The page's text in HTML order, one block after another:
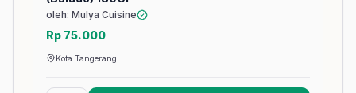
oleh: Mulya Cuisine
Rp 75.000
Kota Tangerang